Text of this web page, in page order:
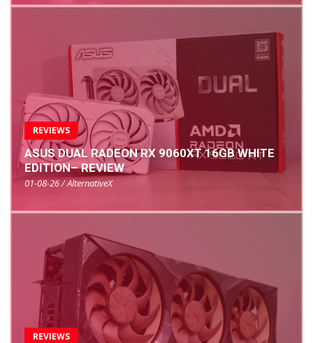
REVIEWS
ASUS DUAL RADEON RX 9060XT 16GB WHITE
EDITION– REVIEW
01-08-26 / AlternativeX
REVIEWS